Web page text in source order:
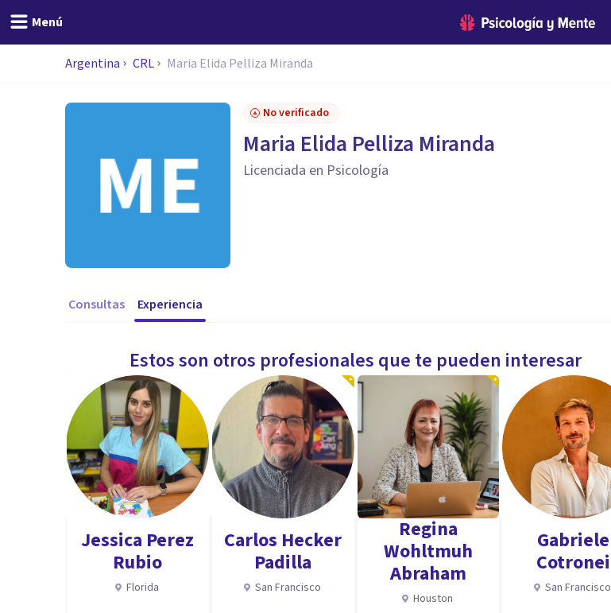
Menú
Argentina CRL Maria Elida Pelliza Miranda
No verificado
Maria Elida Pelliza Miranda
Licenciada en Psicología
Consultas Experiencia
Estos son otros profesionales que te pueden interesar
Jessica Perez
Rubio
Florida
Carlos Hecker
Padilla
San Francisco
Regina
Wohltmuh
Abraham
Houston
Gabriele
Cotronei
San Francisco